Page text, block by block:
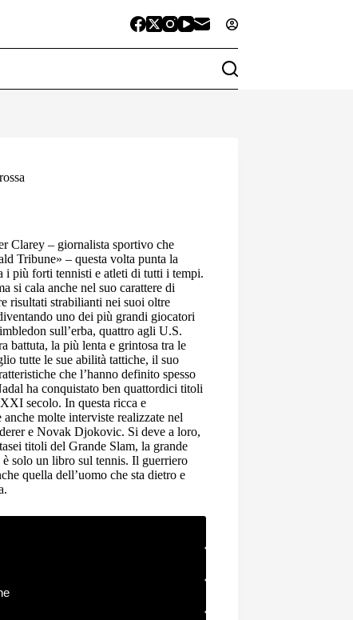
Clarey – giornalista sportivo che
Tribune» – questa volta punta la
i più forti tennisti e atleti di tutti i tempi.
si cala anche nel suo carattere di
risultati strabilianti nei suoi oltre
uno dei più grandi giocatori
sull’erba, quattro agli U.S.
battuta, la più lenta e grintosa tra le
tutte le sue abilità tattiche, il suo
che l’hanno definito spesso
ha conquistato ben quattordici titoli
secolo. In questa ricca e
molte interviste realizzate nel
e Novak Djokovic. Si deve a loro,
titoli del Grande Slam, la grande
solo un libro sul tennis. Il guerriero
quella dell’uomo che sta dietro e